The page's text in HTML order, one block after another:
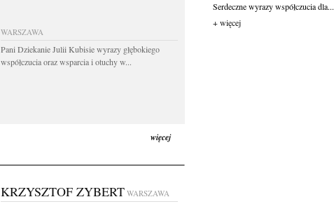
WARSZAWA
Pani Dziekanie Julii Kubisie wyrazy głębokiego
współczucia oraz wsparcia i otuchy w...
więcej
KRZYSZTOF ZYBERT WARSZAWA
Serdeczne wyrazy współczucia dla...
+ więcej